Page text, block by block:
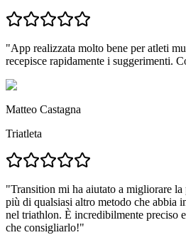
"App realizzata molto bene per atleti
recepisce rapidamente i suggerimenti.
Matteo Castagna
Triatleta
"Transition mi ha aiutato a migliorare la
più di qualsiasi altro metodo che abbia
nel triathlon. È incredibilmente preciso
che consigliarlo!"